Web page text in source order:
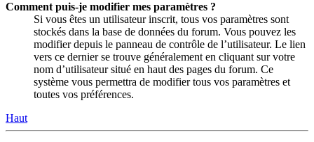
Comment puis-je modifier mes paramètres ?
Si vous êtes un utilisateur inscrit, tous vos paramètres sont
stockés dans la base de données du forum. Vous pouvez les
modifier depuis le panneau de contrôle de l’utilisateur. Le lien
vers ce dernier se trouve généralement en cliquant sur votre
nom d’utilisateur situé en haut des pages du forum. Ce
système vous permettra de modifier tous vos paramètres et
toutes vos préférences.
Haut